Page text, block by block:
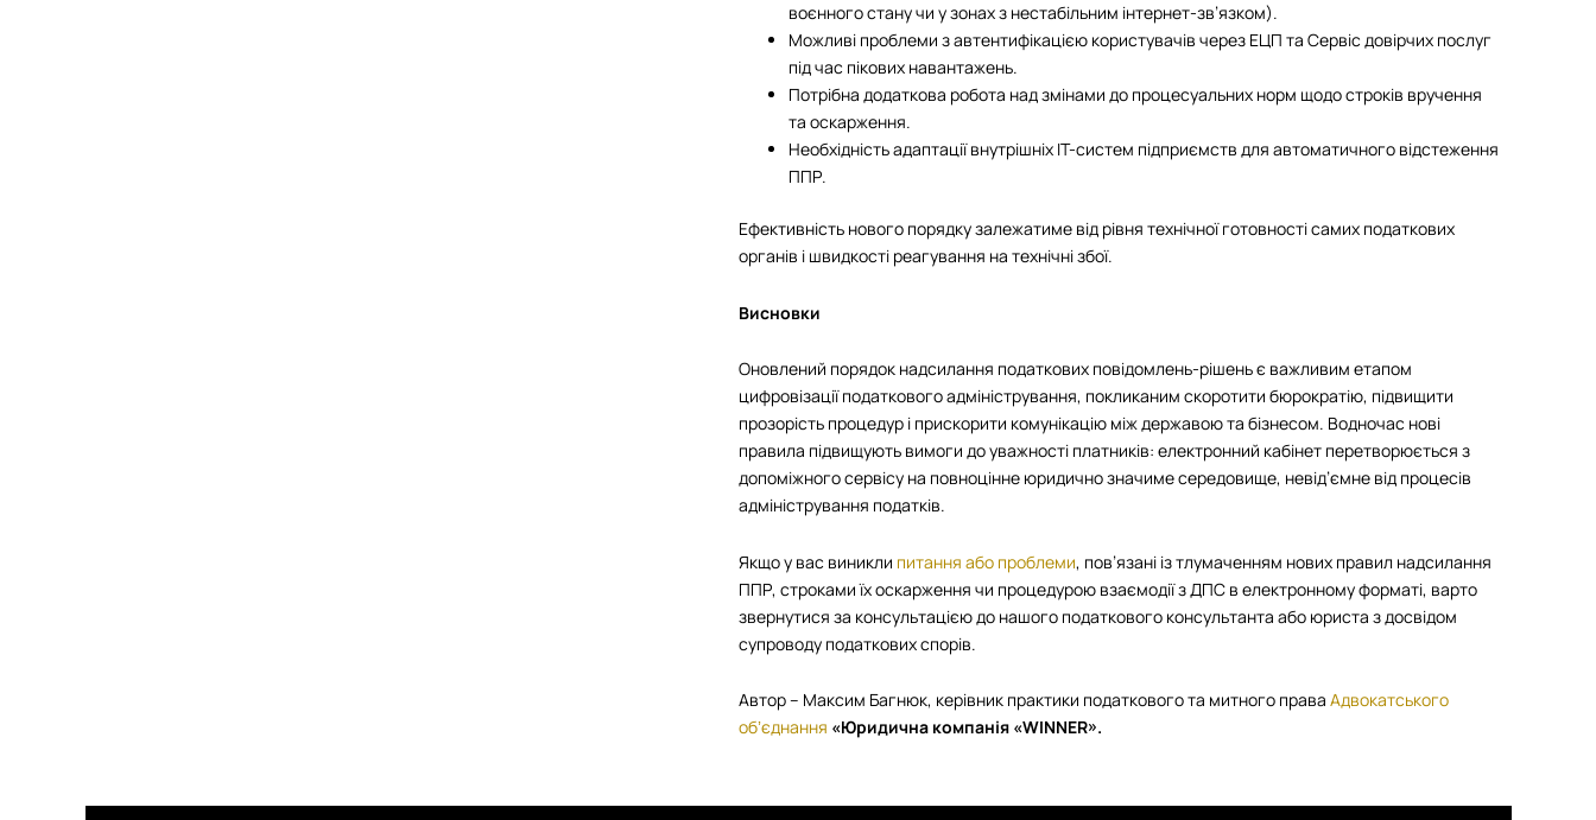
воєнного стану чи у зонах з нестабільним інтернет-зв’язком).
Можливі проблеми з автентифікацією користувачів через ЕЦП та Сервіс довірчих послуг
під час пікових навантажень.
Потрібна додаткова робота над змінами до процесуальних норм щодо строків вручення
та оскарження.
Необхідність адаптації внутрішніх IT-систем підприємств для автоматичного відстеження
ППР.
Ефективність нового порядку залежатиме від рівня технічної готовності самих податкових
органів і швидкості реагування на технічні збої.
Висновки
Оновлений порядок надсилання податкових повідомлень-рішень є важливим етапом
цифровізації податкового адміністрування, покликаним скоротити бюрократію, підвищити
прозорість процедур і прискорити комунікацію між державою та бізнесом. Водночас нові
правила підвищують вимоги до уважності платників: електронний кабінет перетворюється з
допоміжного сервісу на повноцінне юридично значиме середовище, невід’ємне від процесів
адміністрування податків.
Якщо у вас виникли питання або проблеми, пов’язані із тлумаченням нових правил надсилання
ППР, строками їх оскарження чи процедурою взаємодії з ДПС в електронному форматі, варто
звернутися за консультацією до нашого податкового консультанта або юриста з досвідом
супроводу податкових спорів.
Автор – Максим Багнюк, керівник практики податкового та митного права Адвокатського
обʼєднання «Юридична компанія «WINNER».